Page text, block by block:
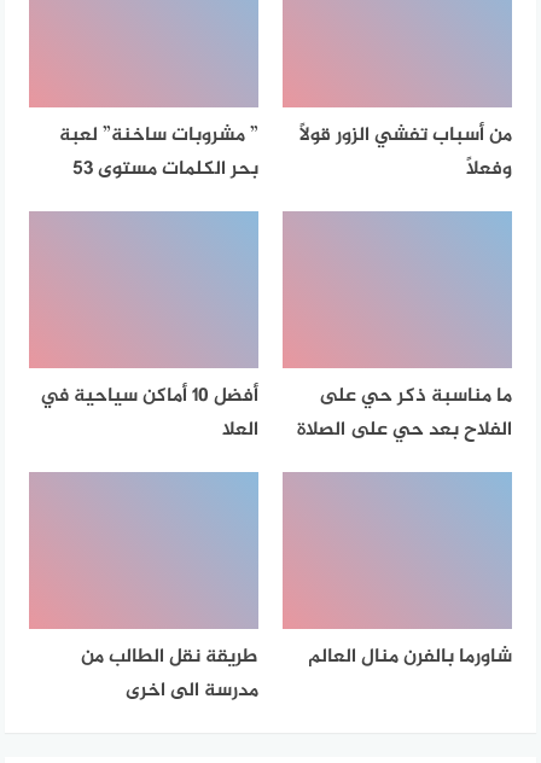
من أسباب تفشي الزور قولاً
وفعلاً
” مشروبات ساخنة” لعبة
بحر الكلمات مستوى 53
ما مناسبة ذكر حي على
الفلاح بعد حي على الصلاة
أفضل 10 أماكن سياحية في
العلا
شاورما بالفرن منال العالم
طريقة نقل الطالب من
مدرسة الى اخرى